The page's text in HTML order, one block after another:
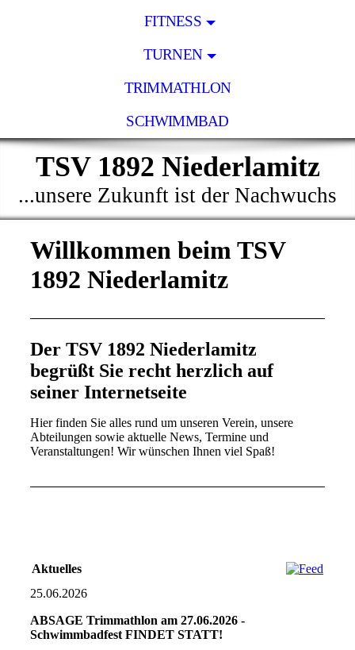
FITNESS
TURNEN
TRIMMATHLON
SCHWIMMBAD
TSV 1892 Niederlamitz
...unsere Zukunft ist der Nachwuchs
Willkommen beim TSV
1892 Niederlamitz
Der TSV 1892 Niederlamitz
begrüßt Sie recht herzlich auf
seiner Internetseite
Hier finden Sie alles rund um unseren Verein, unsere
Abteilungen sowie aktuelle News, Termine und
Veranstaltungen! Wir wünschen Ihnen viel Spaß!
Aktuelles
25.06.2026
ABSAGE Trimmathlon am 27.06.2026 -
Schwimmbadfest FINDET STATT!